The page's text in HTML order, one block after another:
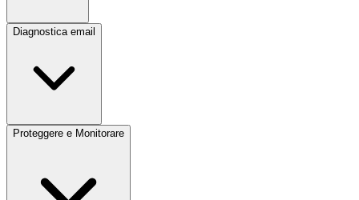
Diagnostica email
Proteggere e Monitorare